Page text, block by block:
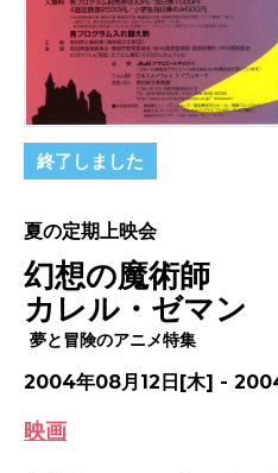
終了しました
夏の定期上映会
幻想の魔術師
カレル・ゼマン
夢と冒険のアニメ特集
2004年08月12日[木] -
映画